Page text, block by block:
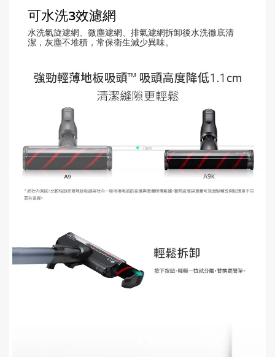
可水洗3效濾網
水洗氣旋濾網、微塵濾網、排氣濾網拆卸後水洗徹底清
潔，灰塵不堆積，常保衛生減少異味。